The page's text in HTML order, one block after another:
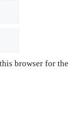
browser for the